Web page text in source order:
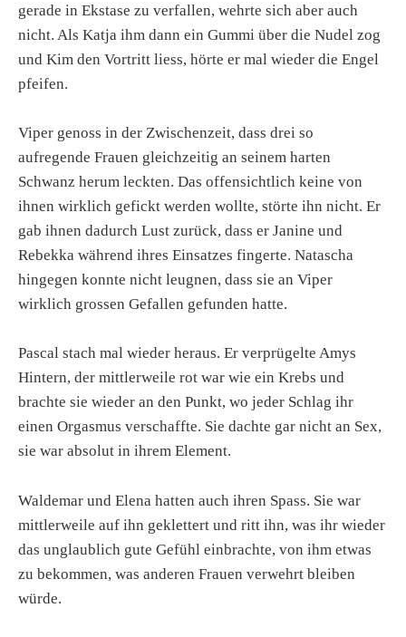
gerade in Ekstase zu verfallen, wehrte sich aber auch
nicht. Als Katja ihm dann ein Gummi über die Nudel zog
und Kim den Vortritt liess, hörte er mal wieder die Engel
pfeifen.
Viper genoss in der Zwischenzeit, dass drei so
aufregende Frauen gleichzeitig an seinem harten
Schwanz herum leckten. Das offensichtlich keine von
ihnen wirklich gefickt werden wollte, störte ihn nicht. Er
gab ihnen dadurch Lust zurück, dass er Janine und
Rebekka während ihres Einsatzes fingerte. Natascha
hingegen konnte nicht leugnen, dass sie an Viper
wirklich grossen Gefallen gefunden hatte.
Pascal stach mal wieder heraus. Er verprügelte Amys
Hintern, der mittlerweile rot war wie ein Krebs und
brachte sie wieder an den Punkt, wo jeder Schlag ihr
einen Orgasmus verschaffte. Sie dachte gar nicht an Sex,
sie war absolut in ihrem Element.
Waldemar und Elena hatten auch ihren Spass. Sie war
mittlerweile auf ihn geklettert und ritt ihn, was ihr wieder
das unglaublich gute Gefühl einbrachte, von ihm etwas
zu bekommen, was anderen Frauen verwehrt bleiben
würde.